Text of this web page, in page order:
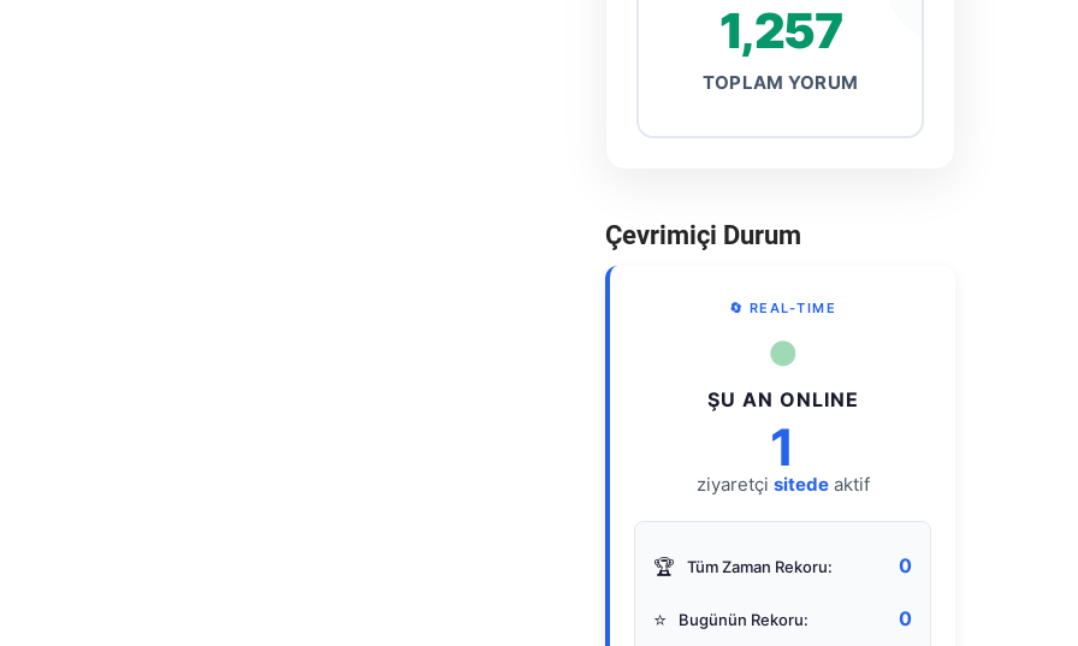
1,257
TOPLAM YORUM
Çevrimiçi Durum
🔄 REAL-TIME
●
ŞU AN ONLINE
1
ziyaretçi sitedeaktif
🏆 Tüm Zaman Rekoru: 0
⭐ Bugünün Rekoru: 0